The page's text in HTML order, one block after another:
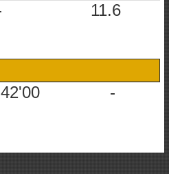
11.6
-